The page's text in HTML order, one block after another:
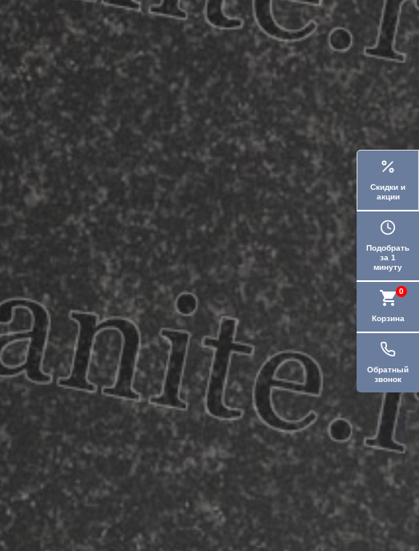
Скидки и
акции
Подобрать
за 1
минуту
Корзина
0
Обратный
звонок